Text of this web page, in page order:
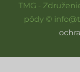
TMG -
pôdy ©